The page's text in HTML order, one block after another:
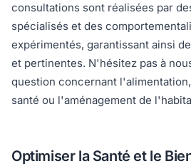
consultations sont réalisées par
spécialisés et des
expérimentés, garantissant ainsi
et pertinentes. N'hésitez pas à
question concernant
santé ou l'aménagement de
Optimiser la Santé et le